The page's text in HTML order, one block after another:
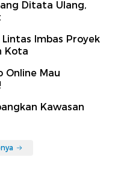
Ditata Ulang,
Imbas Proyek
Kota
Online Mau
Kawasan